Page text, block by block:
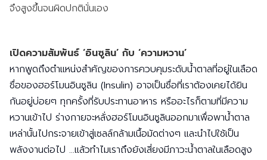
จึงสูงขึ้นจนผิดปกตินั่นเอง
เปิดความสัมพันธ์ ‘อินซูลิน’ กับ ‘ความหวาน’
หากพูดถึงตำแหน่งสำคัญของการควบคุมระดับน้ำตาลที่อยู่ในเลือด
ชื่อของฮอร์โมนอินซูลิน (Insulin) อาจเป็นชื่อที่เราต้องเคยได้ยิน
กันอยู่บ่อยๆ ทุกครั้งที่รับประทานอาหาร หรืออะไรก็ตามที่มีความ
หวานเข้าไป ร่างกายจะหลั่งฮอร์โมนอินซูลินออกมาเพื่อพาน้ำตาล
เหล่านั้นไปกระจายเข้าสู่เซลล์กล้ามเนื้อมัดต่างๆ และนำไปใช้เป็น
พลังงานต่อไป ...แล้วทำไมเราถึงยังเสี่ยงมีภาวะน้ำตาลในเลือดสูง